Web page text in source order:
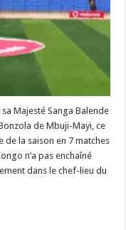
Majesté Sanga Balende
de Mbuji-Mayi, ce
de la saison en 7 matches
n’a pas enchaîné
dans le chef-lieu du